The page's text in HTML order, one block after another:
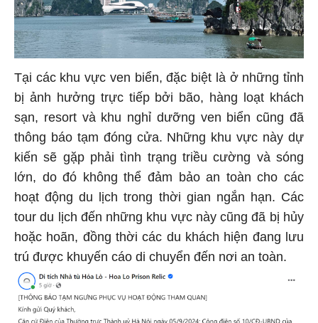
Tại các khu vực ven biển, đặc biệt là ở những tỉnh
bị ảnh hưởng trực tiếp bởi bão, hàng loạt khách
sạn, resort và khu nghỉ dưỡng ven biển cũng đã
thông báo tạm đóng cửa. Những khu vực này dự
kiến sẽ gặp phải tình trạng triều cường và sóng
lớn, do đó không thể đảm bảo an toàn cho các
hoạt động du lịch trong thời gian ngắn hạn. Các
tour du lịch đến những khu vực này cũng đã bị hủy
hoặc hoãn, đồng thời các du khách hiện đang lưu
trú được khuyến cáo di chuyển đến nơi an toàn.